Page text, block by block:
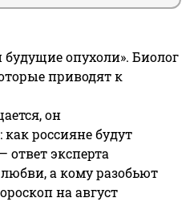
опухоли». Биолог
приводят к
он
россияне будут
ответ эксперта
а кому разобьют
на август